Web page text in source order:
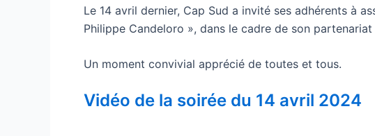
Le 14 avril dernier, Cap Sud a invité ses adhérents à
Philippe Candeloro », dans le cadre de son
Un moment convivial apprécié de toutes et tous.
Vidéo de la soirée du 14 avril 2024